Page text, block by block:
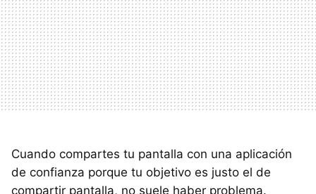
Cuando compartes tu pantalla con una aplicación
de confianza porque tu objetivo es justo el de
compartir pantalla, no suele haber problema.